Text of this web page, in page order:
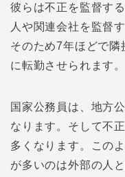
彼らは不正を監督す
人や関連会社を監督
そのため7年ほどで隣
に転勤させられます。
国家公務員は、地方
なります。そして不
多くなります。この
が多いのは外部の人